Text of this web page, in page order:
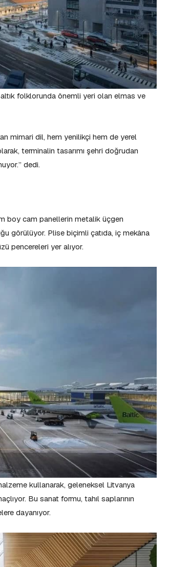
folklorunda önemli yeri olan elmas ve
mimari dil, hem yenilikçi hem de yerel
terminalin tasarımı şehri doğrudan
dedi.
boy cam panellerin metalik üçgen
görülüyor. Plise biçimli çatıda, iç mekâna
pencereleri yer alıyor.
kullanarak, geleneksel Litvanya
Bu sanat formu, tahıl saplarının
dayanıyor.